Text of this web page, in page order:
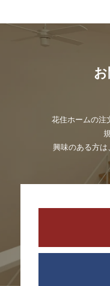
花住ホームの注
興味のある方は